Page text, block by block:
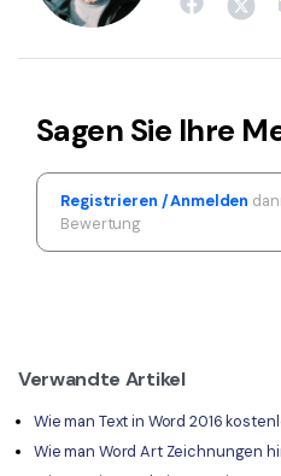
Sagen Sie Ihre
Registrieren / Anmelden
Bewertung
Verwandte Artikel
Wie man Text in Word 2016
Wie man Word Art Zeichnungen